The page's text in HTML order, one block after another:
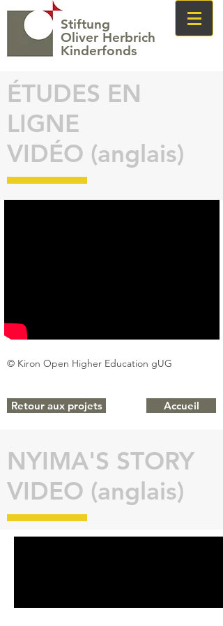
Stiftung
Oliver Herbrich
Kinderfonds
ÉTUDES EN
LIGNE
VIDÉO (anglais)
© Kiron Open Higher Education gUG
Retour aux projets Accueil
NYIMA'S STORY
VIDEO (anglais)